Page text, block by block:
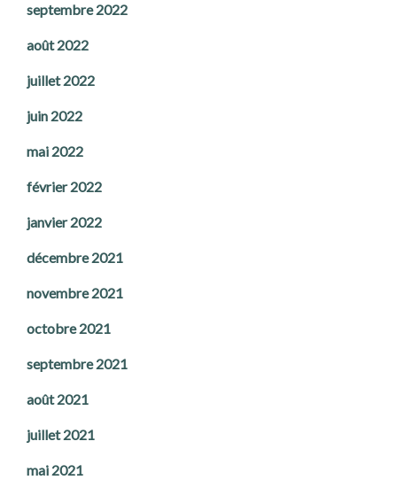
septembre 2022
août 2022
juillet 2022
juin 2022
mai 2022
février 2022
janvier 2022
décembre 2021
novembre 2021
octobre 2021
septembre 2021
août 2021
juillet 2021
mai 2021